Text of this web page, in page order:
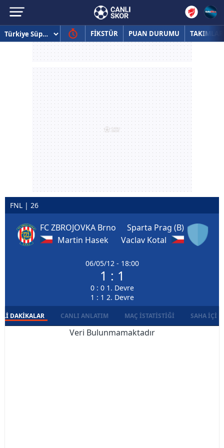
FİKSTÜR PUAN DURUMU TAKIMLAR
FNL | 26
FC ZBROJOVKA Brno
Martin Hasek
06/05/12 - 18:00
1 : 1
0 : 0 1. Devre
1 : 1 2. Devre
Sparta Prag (B)
Vaclav Kotal
DAKIKALAR CANLI ANLATIM MAÇ İSTATISTIĞI SAHA İÇI
Veri Bulunmamaktadır